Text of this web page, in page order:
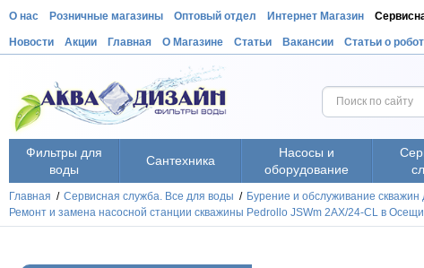
О нас Розничные магазины Оптовый отдел Интернет Магазин
Новости Акции Главная О Магазине Статьи Вакансии Статьи о
Фильтры для
воды
Сантехника
Насосы и
оборудование
Главная / Сервисная служба. Все для воды / Бурение и обслуживание скважин
Ремонт и замена насосной станции скважины Pedrollo JSWm 2AX/24-CL в